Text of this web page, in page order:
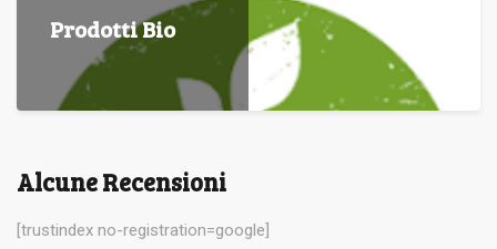
Prodotti Bio
Alcune Recensioni
[trustindex no-registration=google]